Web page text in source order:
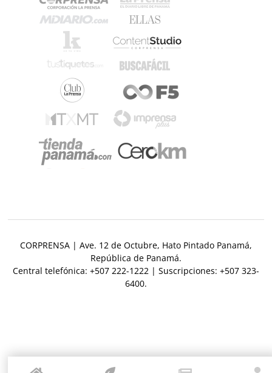
CORPRENSA | Ave. 12 de Octubre, Hato Pintado Panamá,
República de Panamá.
Central telefónica: +507 222-1222 | Suscripciones: +507 323-
6400.